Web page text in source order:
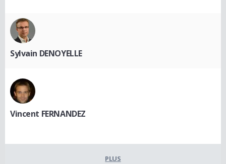
Sylvain DENOYELLE
Vincent FERNANDEZ
PLUS